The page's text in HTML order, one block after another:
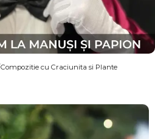
Compozitie cu Craciunita si Plante